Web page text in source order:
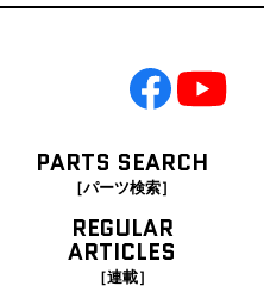
PARTS SEARCH
［パーツ検索］
REGULAR
ARTICLES
［連載］